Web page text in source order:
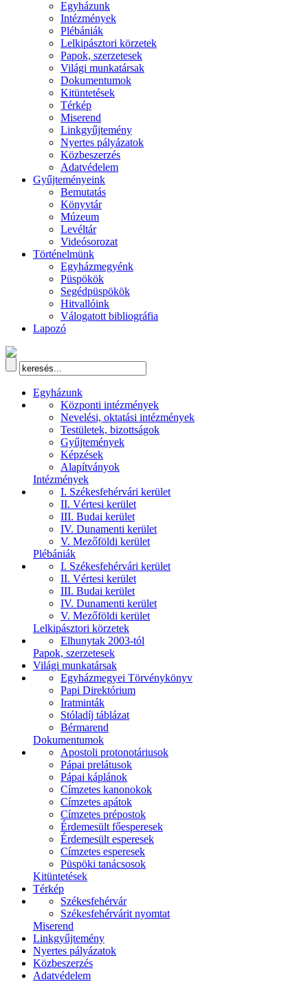
Egyházunk
Intézmények
Plébániák
Lelkipásztori körzetek
Papok, szerzetesek
Világi munkatársak
Dokumentumok
Kitüntetések
Térkép
Miserend
Linkgyűjtemény
Nyertes pályázatok
Közbeszerzés
Adatvédelem
Gyűjteményeink
Bemutatás
Könyvtár
Múzeum
Levéltár
Videósorozat
Történelmünk
Egyházmegyénk
Püspökök
Segédpüspökök
Hitvallóink
Válogatott bibliográfia
Lapozó
Egyházunk
Központi intézmények
Nevelési, oktatási intézmények
Testületek, bizottságok
Gyűjtemények
Képzések
Alapítványok
Intézmények
I. Székesfehérvári kerület
II. Vértesi kerület
III. Budai kerület
IV. Dunamenti kerület
V. Mezőföldi kerület
Plébániák
I. Székesfehérvári kerület
II. Vértesi kerület
III. Budai kerület
IV. Dunamenti kerület
V. Mezőföldi kerület
Lelkipásztori körzetek
Elhunytak 2003-tól
Papok, szerzetesek
Világi munkatársak
Egyházmegyei Törvénykönyv
Papi Direktórium
Iratminták
Stóladíj táblázat
Bérmarend
Dokumentumok
Apostoli protonotáriusok
Pápai prelátusok
Pápai káplánok
Címzetes kanonokok
Címzetes apátok
Címzetes prépostok
Érdemesült főesperesek
Érdemesült esperesek
Címzetes esperesek
Püspöki tanácsosok
Kitüntetések
Térkép
Székesfehérvár
Székesfehérvárit nyomtat
Miserend
Linkgyűjtemény
Nyertes pályázatok
Közbeszerzés
Adatvédelem